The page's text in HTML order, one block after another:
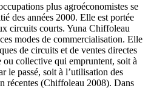
plus agroéconomistes se
des années 2000. Elle est portée
circuits courts. Yuna Chiffoleau
modes de commercialisation. Elle
de circuits et de ventes directes
ou collective qui empruntent, soit à
le passé, soit à l’utilisation des
récentes (Chiffoleau 2008). Dans